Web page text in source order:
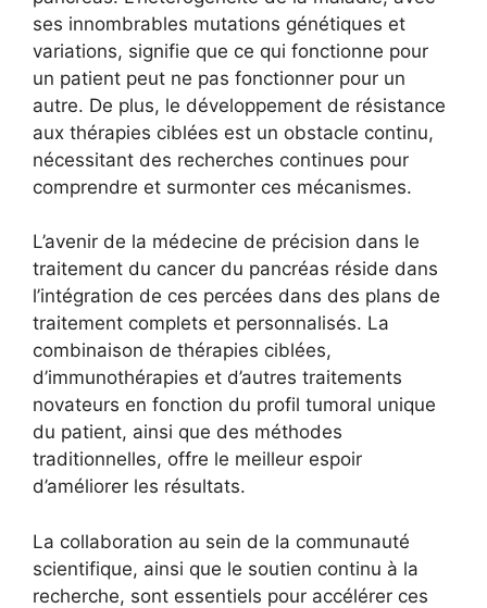
ses innombrables mutations génétiques et
variations, signifie que ce qui fonctionne pour
un patient peut ne pas fonctionner pour un
autre. De plus, le développement de résistance
aux thérapies ciblées est un obstacle continu,
nécessitant des recherches continues pour
comprendre et surmonter ces mécanismes.
L’avenir de la médecine de précision dans le
traitement du cancer du pancréas réside dans
l’intégration de ces percées dans des plans de
traitement complets et personnalisés. La
combinaison de thérapies ciblées,
d’immunothérapies et d’autres traitements
novateurs en fonction du profil tumoral unique
du patient, ainsi que des méthodes
traditionnelles, offre le meilleur espoir
d’améliorer les résultats.
La collaboration au sein de la communauté
scientifique, ainsi que le soutien continu à la
recherche, sont essentiels pour accélérer ces